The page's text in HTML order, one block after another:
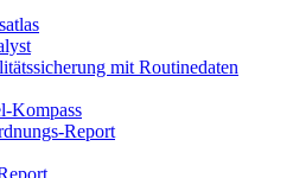
mit Routinedaten
Kompass
Report